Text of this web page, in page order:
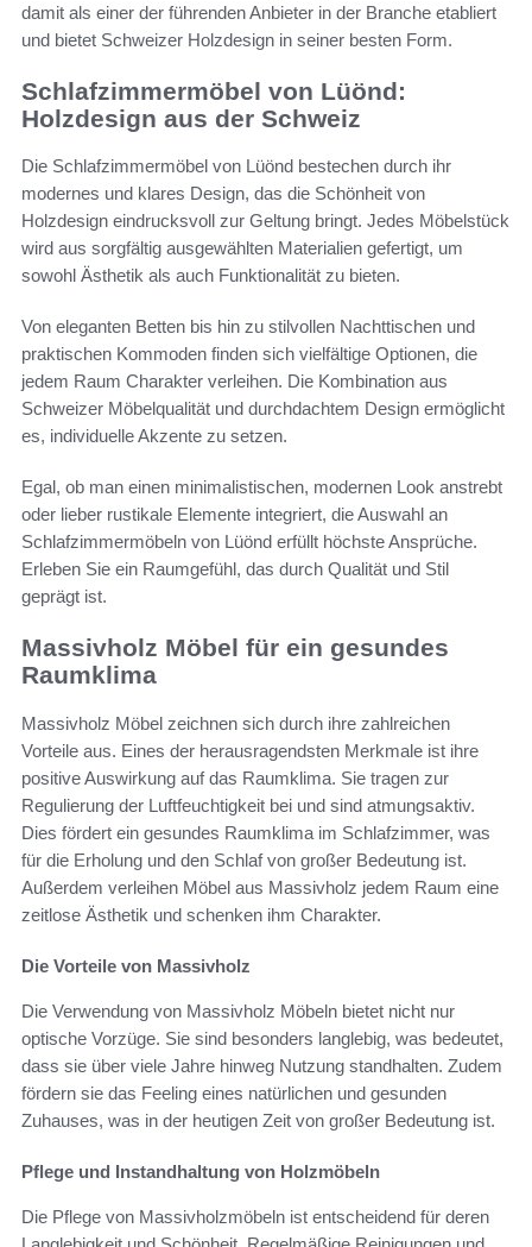
damit als einer der führenden Anbieter in der Branche etabliert
und bietet Schweizer Holzdesign in seiner besten Form.
Schlafzimmermöbel von Lüönd:
Holzdesign aus der Schweiz
Die Schlafzimmermöbel von Lüönd bestechen durch ihr
modernes und klares Design, das die Schönheit von
Holzdesign eindrucksvoll zur Geltung bringt. Jedes Möbelstück
wird aus sorgfältig ausgewählten Materialien gefertigt, um
sowohl Ästhetik als auch Funktionalität zu bieten.
Von eleganten Betten bis hin zu stilvollen Nachttischen und
praktischen Kommoden finden sich vielfältige Optionen, die
jedem Raum Charakter verleihen. Die Kombination aus
Schweizer Möbelqualität und durchdachtem Design ermöglicht
es, individuelle Akzente zu setzen.
Egal, ob man einen minimalistischen, modernen Look anstrebt
oder lieber rustikale Elemente integriert, die Auswahl an
Schlafzimmermöbeln von Lüönd erfüllt höchste Ansprüche.
Erleben Sie ein Raumgefühl, das durch Qualität und Stil
geprägt ist.
Massivholz Möbel für ein gesundes
Raumklima
Massivholz Möbel zeichnen sich durch ihre zahlreichen
Vorteile aus. Eines der herausragendsten Merkmale ist ihre
positive Auswirkung auf das Raumklima. Sie tragen zur
Regulierung der Luftfeuchtigkeit bei und sind atmungsaktiv.
Dies fördert ein gesundes Raumklima im Schlafzimmer, was
für die Erholung und den Schlaf von großer Bedeutung ist.
Außerdem verleihen Möbel aus Massivholz jedem Raum eine
zeitlose Ästhetik und schenken ihm Charakter.
Die Vorteile von Massivholz
Die Verwendung von Massivholz Möbeln bietet nicht nur
optische Vorzüge. Sie sind besonders langlebig, was bedeutet,
dass sie über viele Jahre hinweg Nutzung standhalten. Zudem
fördern sie das Feeling eines natürlichen und gesunden
Zuhauses, was in der heutigen Zeit von großer Bedeutung ist.
Pflege und Instandhaltung von Holzmöbeln
Die Pflege von Massivholzmöbeln ist entscheidend für deren